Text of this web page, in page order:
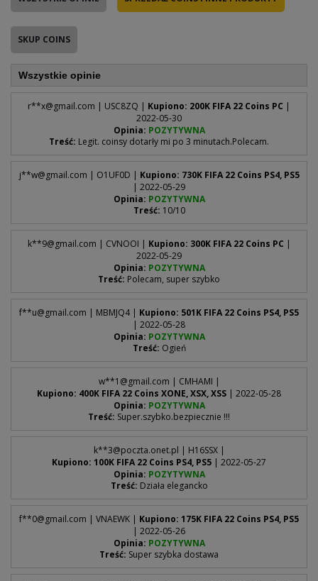
SKUP COINS
Wszystkie opinie
r**x@gmail.com | USC8ZQ | Kupiono: 200K FIFA 22 Coins PC |
2022-05-30
Opinia: POZYTYWNA
Treść: Legit. coinsy dotarły mi po 3 minutach.Polecam.
j**w@gmail.com | O1UF0D | Kupiono: 730K FIFA 22 Coins PS4, PS5
| 2022-05-29
Opinia: POZYTYWNA
Treść: 10/10
k**9@gmail.com | CVNOOI | Kupiono: 300K FIFA 22 Coins PC |
2022-05-29
Opinia: POZYTYWNA
Treść: Polecam, super szybko
f**u@gmail.com | MBMJQ4 | Kupiono: 501K FIFA 22 Coins PS4, PS5
| 2022-05-28
Opinia: POZYTYWNA
Treść: Ogień
w**1@gmail.com | CMHAMI |
Kupiono: 400K FIFA 22 Coins XONE, XSX, XSS | 2022-05-28
Opinia: POZYTYWNA
Treść: Super.szybko.bezpiecznie !!!
k**3@poczta.onet.pl | H16SSX |
Kupiono: 100K FIFA 22 Coins PS4, PS5 | 2022-05-27
Opinia: POZYTYWNA
Treść: Działa elegancko
f**0@gmail.com | VNAEWK | Kupiono: 175K FIFA 22 Coins PS4, PS5
| 2022-05-26
Opinia: POZYTYWNA
Treść: Super szybka dostawa